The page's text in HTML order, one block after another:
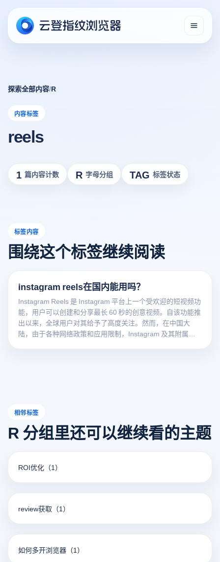
探索全部内容/R
内容标签
reels
1 篇内容计数 R 字母分组 TAG 标签状态
标签内容
围绕这个标签继续阅读
instagram reels在国内能用吗？
Instagram Reels 是 Instagram 平台上一个受欢迎的短视频功
能，用户可以创建和分享最长 60 秒的创意视频。自该功能推
出以来，全球用户对其给予了高度关注。然而，在中国大
陆，由于各种网络政策和应用限制，Instagram 及其附属功
相邻标签
R 分组里还可以继续看的主题
ROI优化 （1）
review获取 （1）
如何多开浏览器 （1）